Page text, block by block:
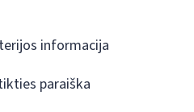
informacija
paraiška